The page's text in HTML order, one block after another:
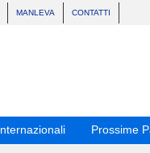
MANLEVA CONTATTI
Prossime